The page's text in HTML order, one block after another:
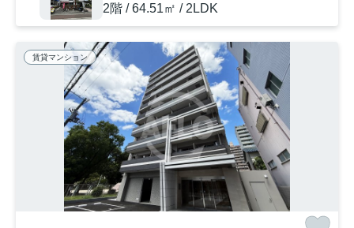
2階 / 64.51㎡ / 2LDK
賃貸マンション